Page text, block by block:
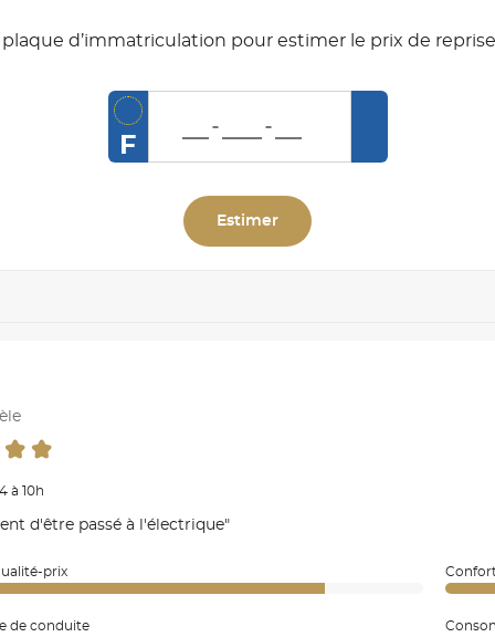
d’immatriculation pour estimer le prix de
F
Estimer
à 10h
d'être passé à l'électrique"
prix
de conduite